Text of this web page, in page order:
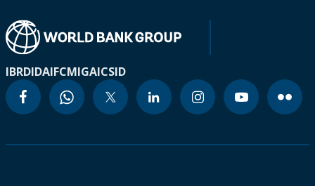
IBRDIDAIFCMIGAICSID